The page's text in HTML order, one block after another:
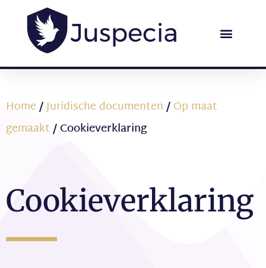
Home/Juridische documenten/Op maat
gemaakt/ Cookieverklaring
Cookieverklaring